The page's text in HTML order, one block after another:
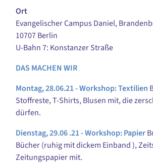
Ort
Evangelischer Campus Daniel,
10707 Berlin
U-Bahn 7: Konstanzer Straße
DAS MACHEN WIR
Montag, 28.06.21 - Workshop: Textilien
Stoffreste, T-Shirts, Blusen mit, die
dürfen.
Dienstag, 29.06 .21 - Workshop: Papier
Bücher (ruhig mit dickem Einband ),
Zeitungspapier mit.